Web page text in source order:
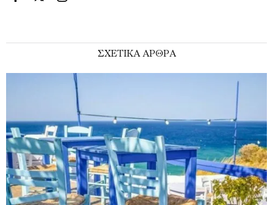
ΣΧΕΤΙΚΑ ΑΡΘΡΑ